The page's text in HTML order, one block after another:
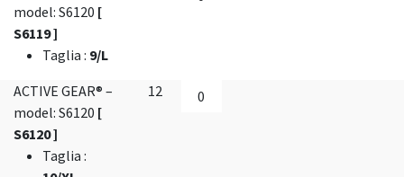
model: S6120 [
S6119 ]
Taglia : 9/L
ACTIVE GEAR® –
model: S6120 [
S6120 ]
Taglia :
12